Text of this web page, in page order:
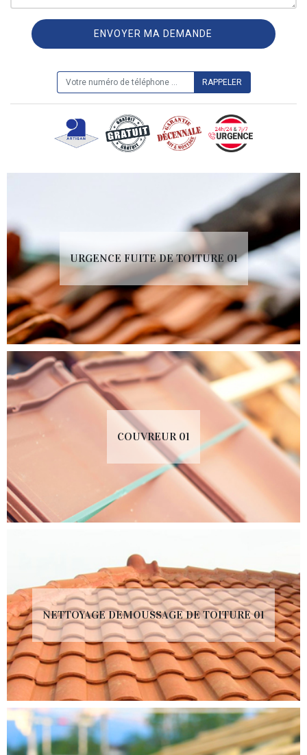
URGENCE FUITE DE TOITURE 01
COUVREUR 01
NETTOYAGE DEMOUSSAGE DE TOITURE 01